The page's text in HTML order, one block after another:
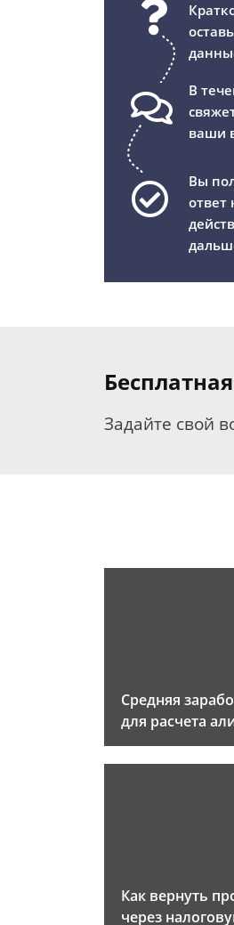
В
ваши
Вы
ответ
Задайте свой
Средняя
для расчета
Как вернуть
через